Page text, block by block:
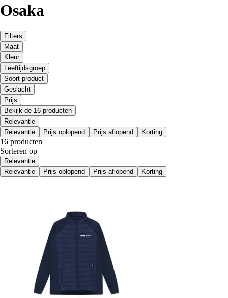
Osaka
Filters
Maat
Kleur
Leeftijdsgroep
Soort product
Geslacht
Prijs
Bekijk de 16 producten
Relevantie
Relevantie
Prijs oplopend Prijs aflopend Korting
16 producten
Sorteren op
Relevantie
Relevantie
Prijs oplopend Prijs aflopend Korting